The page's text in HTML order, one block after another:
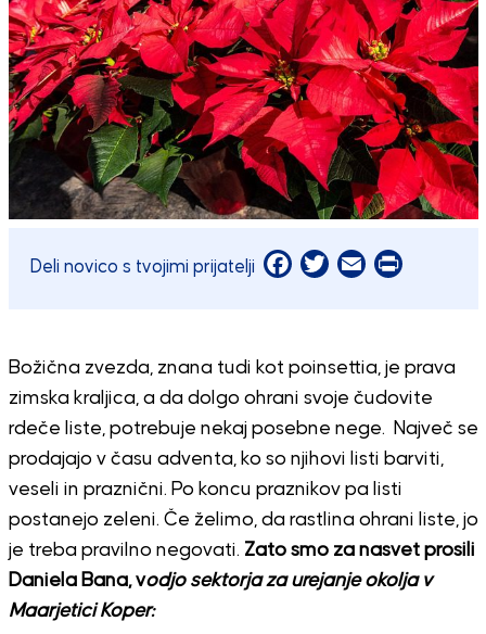
Deli novico s tvojimi prijatelji Facebook
Twitter
EmailPrint
Božična zvezda, znana tudi kot poinsettia, je prava
zimska kraljica, a da dolgo ohrani svoje čudovite
rdeče liste, potrebuje nekaj posebne nege. Največ se
prodajajo v času adventa, ko so njihovi listi barviti,
veseli in praznični. Po koncu praznikov pa listi
postanejo zeleni. Če želimo, da rastlina ohrani liste, jo
je treba pravilno negovati. Zato smo za nasvet prosili
Daniela Bana, vodjo sektorja za urejanje okolja v
Maarjetici Koper: